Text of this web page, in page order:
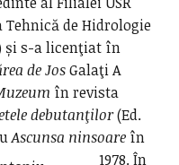
de Hidrologie
și s-a licenţiat în
de JosGalaţi A
în revista
debutanţilor(Ed.
Ascunsa ninsoareîn
1978.În